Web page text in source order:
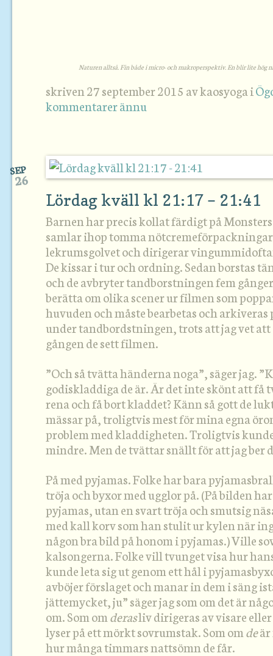
Naturen alltså. Fin både i micro- och makroperspektiv. En blir lite hög
skriven 27 september 2015 av kaosyoga i
kommentarer ännu
Lördag kväll kl 21:17 – 21:41
SEP
26
Barnen har precis kollat färdigt på
samlar ihop tomma
lekrumsgolvet och dirigerar
De kissar i tur och ordning. Sedan borstas
och de avbryter tandborstningen fem
berätta om olika scener ur filmen som
huvuden och måste bearbetas och
under tandbordstningen, trots att jag vet att
gången de sett filmen.
”Och så tvätta händerna noga”, säger jag.
godiskladdiga de är. Är det inte skönt att
rena och få bort kladdet? Känn så gott de
mässar på, troligtvis mest för mina egna
problem med kladdigheten. Troligtvis
mindre. Men de tvättar snällt för att jag ber
På med pyjamas. Folke har bara
tröja och byxor med ugglor på. (På bilden
pyjamas, utan en svart tröja och smutsig
med kall korv som han stulit ur kylen när
någon bra bild på honom i pyjamas.) Ville
kalsongerna. Folke vill tvunget visa hur
kunde leta sig ut genom ett hål i
avböjer förslaget och manar in dem i säng
jättemycket, ju” säger jag som om det är
om. Som om derasliv dirigeras av visare
lyser på ett mörkt sovrumstak. Som om deär
hur många timmars nattsömn de får.